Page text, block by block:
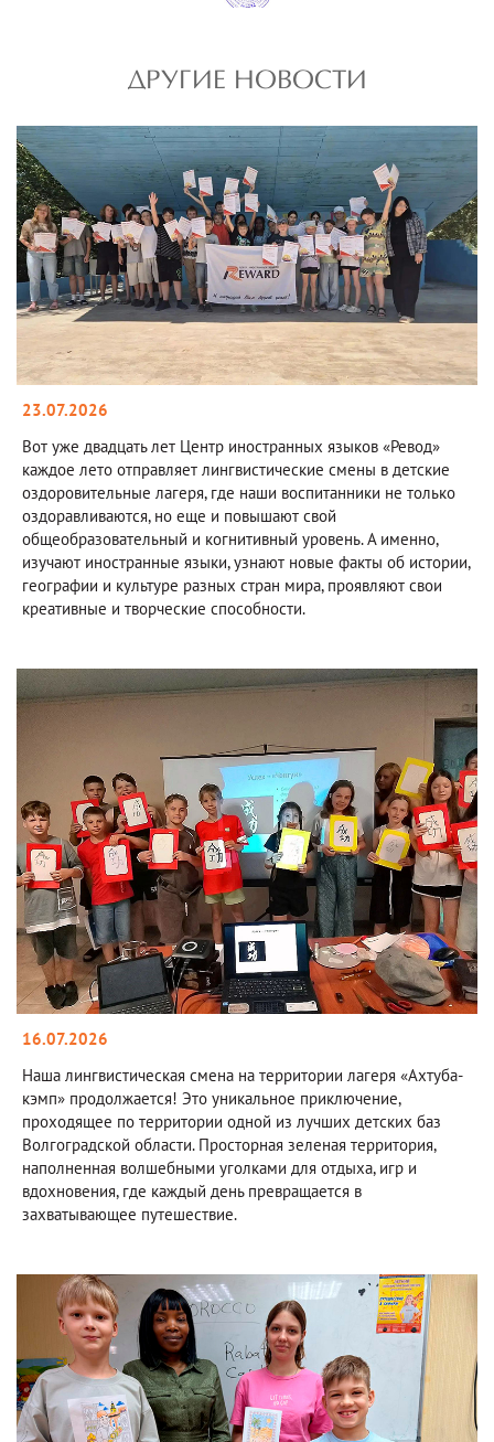
ДРУГИЕ НОВОСТИ
23.07.2026
Вот уже двадцать лет Центр иностранных языков «Ревод»
каждое лето отправляет лингвистические смены в детские
оздоровительные лагеря, где наши воспитанники не только
оздоравливаются, но еще и повышают свой
общеобразовательный и когнитивный уровень. А именно,
изучают иностранные языки, узнают новые факты об истории,
географии и культуре разных стран мира, проявляют свои
креативные и творческие способности.
16.07.2026
Наша лингвистическая смена на территории лагеря «Ахтуба-
кэмп» продолжается! Это уникальное приключение,
проходящее по территории одной из лучших детских баз
Волгоградской области. Просторная зеленая территория,
наполненная волшебными уголками для отдыха, игр и
вдохновения, где каждый день превращается в
захватывающее путешествие.